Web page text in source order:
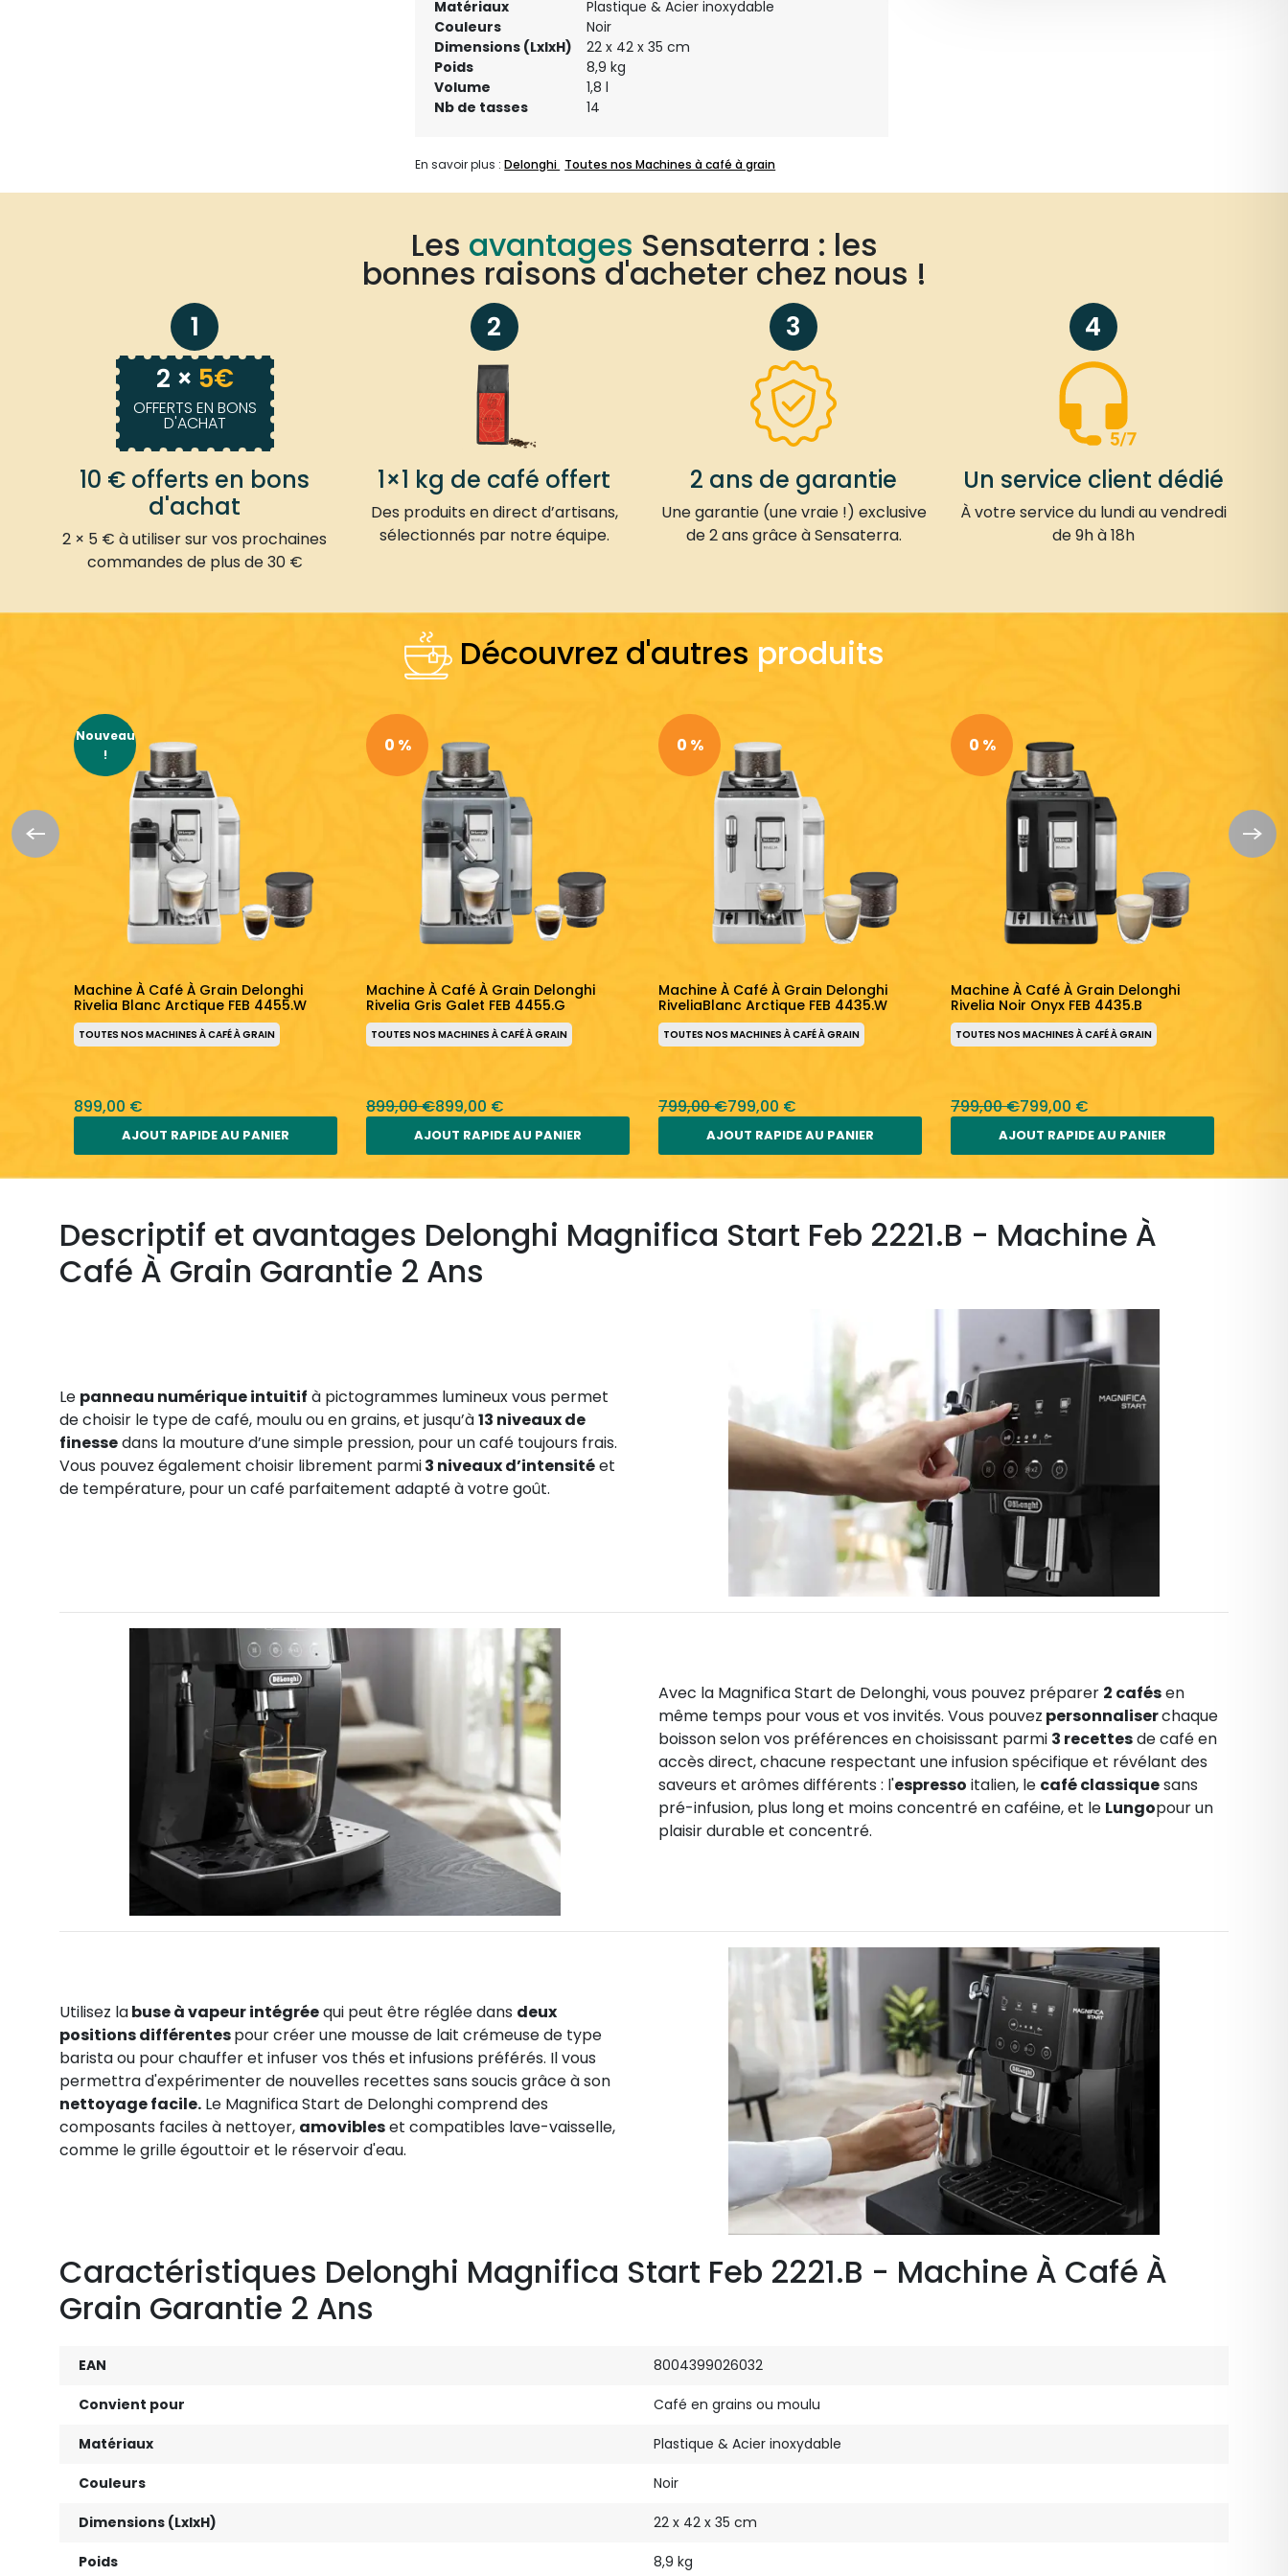
Matériaux
Plastique & Acier inoxydable
Couleurs
Noir
Dimensions (LxlxH)
22 x 42 x 35 cm
Poids
8,9 kg
Volume
1,8 l
Nb de tasses
14
En savoir plus :Delonghi Toutes nos Machines à café à grain
Les avantages Sensaterra : les
bonnes raisons d'acheter chez nous !
1
2 × 5€
OFFERTS EN BONS
D'ACHAT
10 € offerts en bons
d'achat
2 × 5 € à utiliser sur vos prochaines
commandes de plus de 30 €
2
1×1 kg de café offert
Des produits en direct d’artisans,
sélectionnés par notre équipe.
3
2 ans de garantie
Une garantie (une vraie !) exclusive
de 2 ans grâce à Sensaterra.
4
Un service client dédié
À votre service du lundi au vendredi
de 9h à 18h
Découvrez d'autres produits
Nouveau
!
Machine À Café À Grain Delonghi
Rivelia Blanc Arctique FEB 4455.W
TOUTES NOS MACHINES À CAFÉ À GRAIN
899,00 €
AJOUT RAPIDE AU PANIER
0 %
Machine À Café À Grain Delonghi
Rivelia Gris Galet FEB 4455.G
TOUTES NOS MACHINES À CAFÉ À GRAIN
899,00 €899,00 €
AJOUT RAPIDE AU PANIER
0 %
Machine À Café À Grain Delonghi
RiveliaBlanc Arctique FEB 4435.W
TOUTES NOS MACHINES À CAFÉ À GRAIN
799,00 €799,00 €
AJOUT RAPIDE AU PANIER
0 %
Machine À Café À Grain Delonghi
Rivelia Noir Onyx FEB 4435.B
TOUTES NOS MACHINES À CAFÉ À GRAIN
799,00 €799,00 €
AJOUT RAPIDE AU PANIER
Descriptif et avantages Delonghi Magnifica Start Feb 2221.B - Machine À
Café À Grain Garantie 2 Ans
Le panneau numérique intuitif à pictogrammes lumineux vous permet
de choisir le type de café, moulu ou en grains, et jusqu’à13 niveaux de
finessedans la mouture d’une simple pression, pour un café toujours frais.
Vous pouvez également choisir librement parmi3 niveaux d’intensitéet
de température, pour un café parfaitement adapté à votre goût.
Avec la MagnificaStart de Delonghi, vous pouvez préparer 2 cafésen
même temps pour vous et vos invités. Vous pouvez personnaliserchaque
boisson selon vos préférences en choisissant parmi 3 recettesde café en
accès direct,chacune respectant une infusion spécifique et révélant des
saveurs et arômes différents : l'espresso italien, le café classiquesans
pré-infusion, plus long et moins concentré en caféine, et le Lungopour un
plaisir durable et concentré.
Utilisez labuse à vapeur intégréequi peut être réglée dans deux
positions différentespour créer une mousse de lait crémeuse de type
barista ou pour chauffer et infuser vos thés et infusions préférés. Il vous
permettra d'expérimenter de nouvelles recettes sans soucis grâce à son
nettoyage facile. Le MagnificaStart de Delonghicomprend des
composants faciles à nettoyer, amovibleset compatibles lave-vaisselle,
comme le grille égouttoir et le réservoir d'eau.
Caractéristiques Delonghi Magnifica Start Feb 2221.B - Machine À Café À
Grain Garantie 2 Ans
EAN 8004399026032
Convient pour Café en grains ou moulu
Matériaux Plastique & Acier inoxydable
Couleurs Noir
Dimensions (LxlxH) 22 x 42 x 35 cm
Poids 8,9 kg